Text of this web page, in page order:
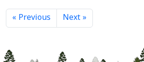
« Previous Next »